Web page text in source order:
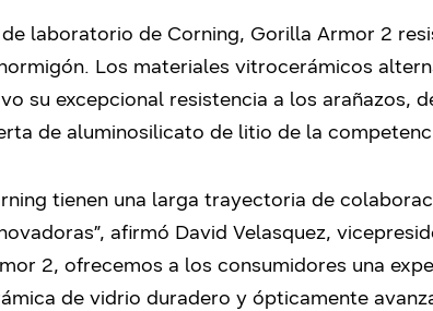
laboratorio de Corning, Gorilla Armor 2
Los materiales vitrocerámicos
su excepcional resistencia a los arañazos,
de aluminosilicato de litio de la
tienen una larga trayectoria de
afirmó David Velasquez,
2, ofrecemos a los consumidores una
de vidrio duradero y ópticamente